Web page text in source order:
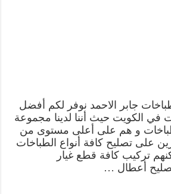
جابر الاحمد نوفر لكم أفضل
في الكويت حيث أننا لدينا مجموعة
و هم على أعلى مستوى من
على تصليح كافة أنواع الطباخات
تركيب كافة قطع غيار
أعطال …